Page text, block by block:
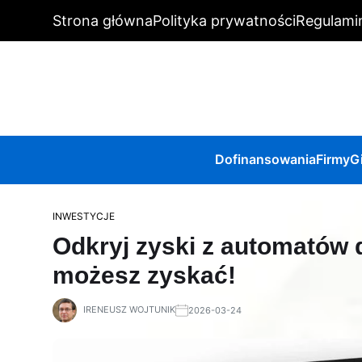
Strona głównaPolityka prywatności
DofinansowaniaFirmy
INWESTYCJE
Odkryj zyski z automatów
możesz zyskać!
IRENEUSZ WOJTUNIK 2026-03-24